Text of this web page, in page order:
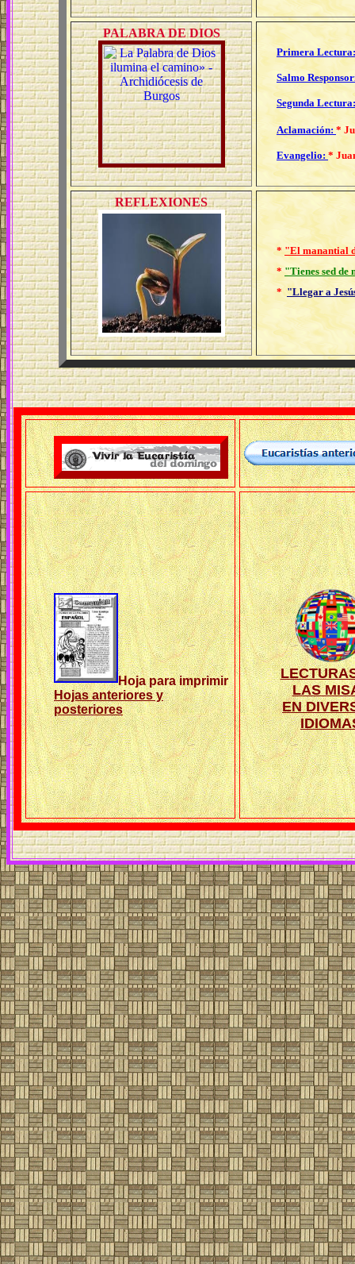
PALABRA DE DIOS
Primera
Salmo
Segunda
Aclamación: *
Evangelio: *
REFLEXIONES
*"El manantial
*"Tienes sed de
* "Llegar a
Hoja para imprimir
Hojas anteriores y
posteriores
LAS
EN